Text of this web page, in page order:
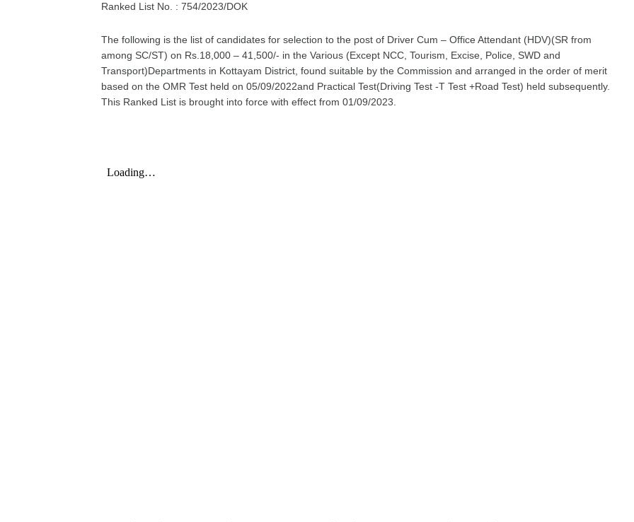
Ranked List No. : 754/2023/DOK
The following is the list of candidates for selection to the post of Driver Cum – Office Attendant (HDV)(SR from
among SC/ST) on Rs.18,000 – 41,500/- in the Various (Except NCC, Tourism, Excise, Police, SWD and
Transport)Departments in Kottayam District, found suitable by the Commission and arranged in the order of merit
based on the OMR Test held on 05/09/2022and Practical Test(Driving Test -T Test +Road Test) held subsequently.
This Ranked List is brought into force with effect from 01/09/2023.